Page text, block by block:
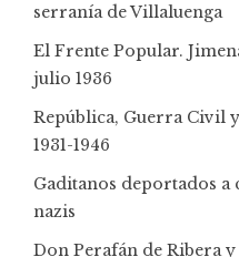
serranía de Villaluenga
El Frente Popular.
julio 1936
República, Guerra Civil
1931-1946
Gaditanos deportados
nazis
Don Perafán de Ribera